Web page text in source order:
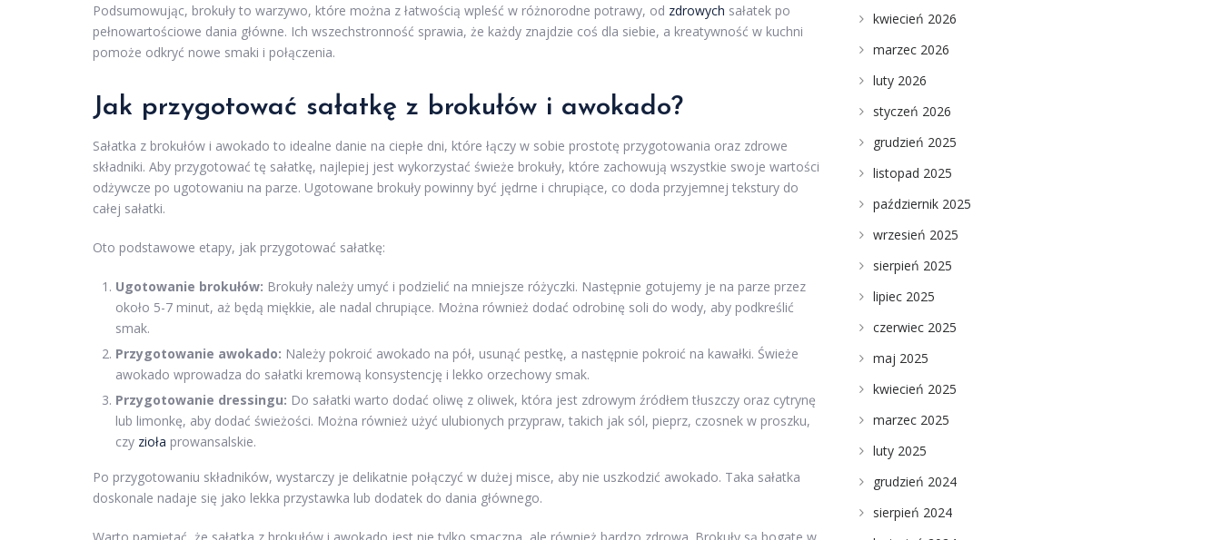
Podsumowując, brokuły to warzywo, które można z łatwością wpleść w różnorodne potrawy, od zdrowych sałatek po
pełnowartościowe dania główne. Ich wszechstronność sprawia, że każdy znajdzie coś dla siebie, a kreatywność w kuchni
pomoże odkryć nowe smaki i połączenia.
Jak przygotować sałatkę z brokułów i awokado?
Sałatka z brokułów i awokado to idealne danie na ciepłe dni, które łączy w sobie prostotę przygotowania oraz zdrowe
składniki. Aby przygotować tę sałatkę, najlepiej jest wykorzystać świeże brokuły, które zachowują wszystkie swoje wartości
odżywcze po ugotowaniu na parze. Ugotowane brokuły powinny być jędrne i chrupiące, co doda przyjemnej tekstury do
całej sałatki.
Oto podstawowe etapy, jak przygotować sałatkę:
Ugotowanie brokułów: Brokuły należy umyć i podzielić na mniejsze różyczki. Następnie gotujemy je na parze przez
około 5-7 minut, aż będą miękkie, ale nadal chrupiące. Można również dodać odrobinę soli do wody, aby podkreślić
smak.
Przygotowanie awokado: Należy pokroić awokado na pół, usunąć pestkę, a następnie pokroić na kawałki. Świeże
awokado wprowadza do sałatki kremową konsystencję i lekko orzechowy smak.
Przygotowanie dressingu: Do sałatki warto dodać oliwę z oliwek, która jest zdrowym źródłem tłuszczy oraz cytrynę
lub limonkę, aby dodać świeżości. Można również użyć ulubionych przypraw, takich jak sól, pieprz, czosnek w proszku,
czy zioła prowansalskie.
Po przygotowaniu składników, wystarczy je delikatnie połączyć w dużej misce, aby nie uszkodzić awokado. Taka sałatka
doskonale nadaje się jako lekka przystawka lub dodatek do dania głównego.
kwiecień 2026
marzec 2026
luty 2026
styczeń 2026
grudzień 2025
listopad 2025
październik 2025
wrzesień 2025
sierpień 2025
lipiec 2025
czerwiec 2025
maj 2025
kwiecień 2025
marzec 2025
luty 2025
grudzień 2024
sierpień 2024